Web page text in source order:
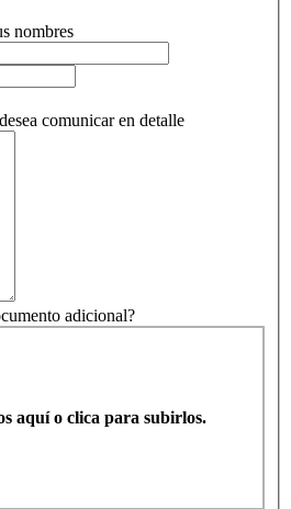
nombres
comunicar en detalle
adicional?
aquí o clica para subirlos.